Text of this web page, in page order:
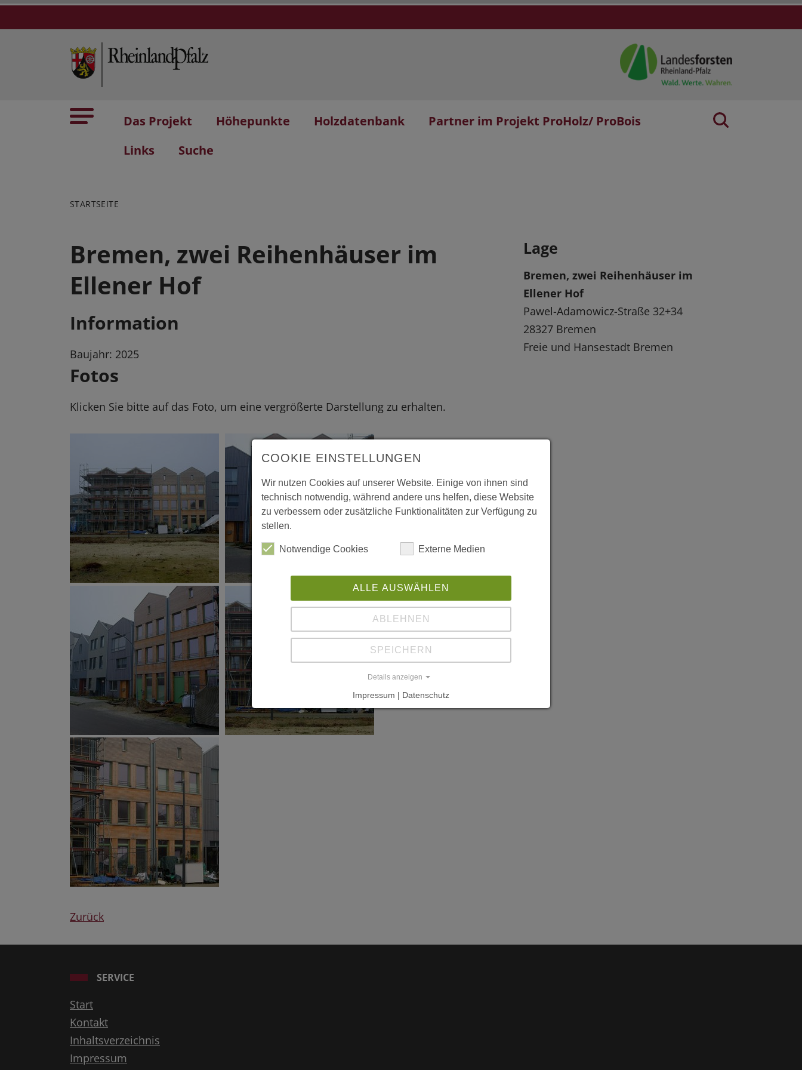
Das Projekt Höhepunkte Holzdatenbank
Partner im Projekt ProHolz/ ProBois
Links
Suche
STARTSEITE
Bremen, zwei Reihenhäuser im
Ellener Hof
Information
Baujahr: 2025
Fotos
Klicken Sie bitte auf das Foto, um eine vergrößerte Darstellung zu erhalten.
Zurück
Lage
Bremen, zwei Reihenhäuser im
Ellener Hof
Pawel-Adamowicz-Straße 32+34
28327 Bremen
Freie und Hansestadt Bremen
SERVICE
Start
Kontakt
Inhaltsverzeichnis
Impressum
COOKIE EINSTELLUNGEN
Wir nutzen Cookies auf unserer Website. Einige von ihnen sind
technisch notwendig, während andere uns helfen, diese Website
zu verbessern oder zusätzliche Funktionalitäten zur Verfügung zu
stellen.
Notwendige Cookies Externe Medien
ALLE AUSWÄHLEN
ABLEHNEN
SPEICHERN
Details anzeigen
Impressum | Datenschutz